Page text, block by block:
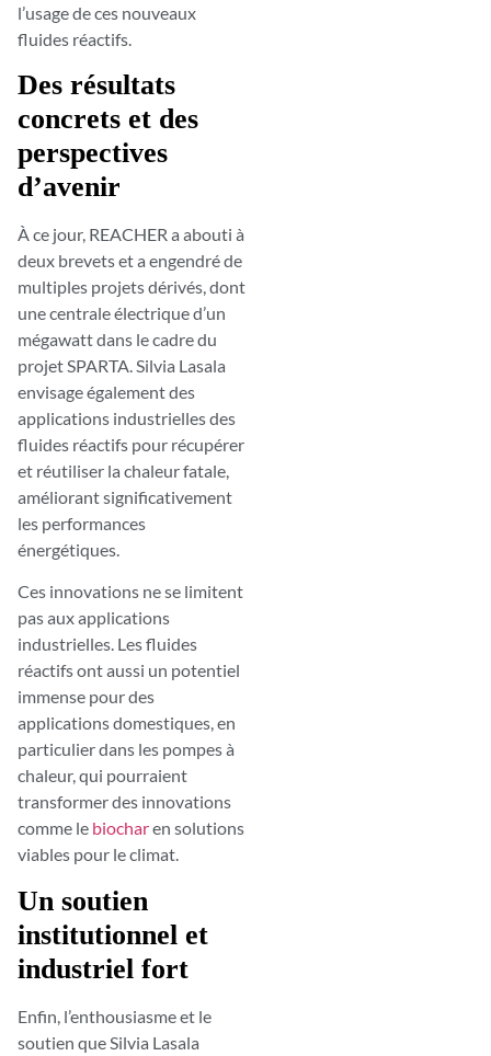
l’usage de ces nouveaux
fluides réactifs.
Des résultats
concrets et des
perspectives
d’avenir
À ce jour, REACHER a abouti à
deux brevets et a engendré de
multiples projets dérivés, dont
une centrale électrique d’un
mégawatt dans le cadre du
projet SPARTA. Silvia Lasala
envisage également des
applications industrielles des
fluides réactifs pour récupérer
et réutiliser la chaleur fatale,
améliorant significativement
les performances
énergétiques.
Ces innovations ne se limitent
pas aux applications
industrielles. Les fluides
réactifs ont aussi un potentiel
immense pour des
applications domestiques, en
particulier dans les pompes à
chaleur, qui pourraient
transformer des innovations
comme le biocharen solutions
viables pour le climat.
Un soutien
institutionnel et
industriel fort
Enfin, l’enthousiasme et le
soutien que Silvia Lasala